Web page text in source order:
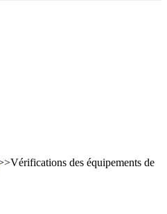
>Vérifications des équipements de